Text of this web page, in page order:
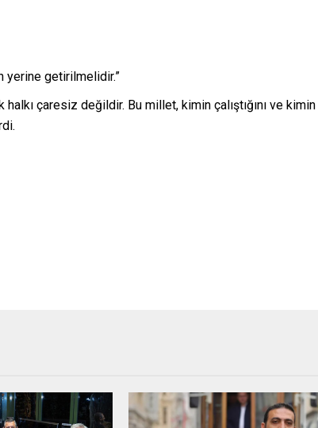
yerine getirilmelidir.”
çaresiz değildir. Bu millet, kimin çalıştığını ve kimin